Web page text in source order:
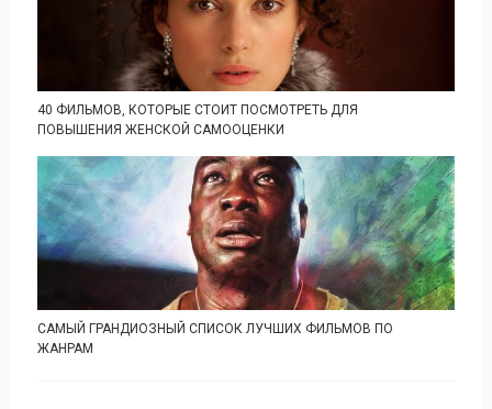
40 ФИЛЬМОВ, КОТОРЫЕ СТОИТ ПОСМОТРЕТЬ ДЛЯ
ПОВЫШЕНИЯ ЖЕНСКОЙ САМООЦЕНКИ
САМЫЙ ГРАНДИОЗНЫЙ СПИСОК ЛУЧШИХ ФИЛЬМОВ ПО
ЖАНРАМ